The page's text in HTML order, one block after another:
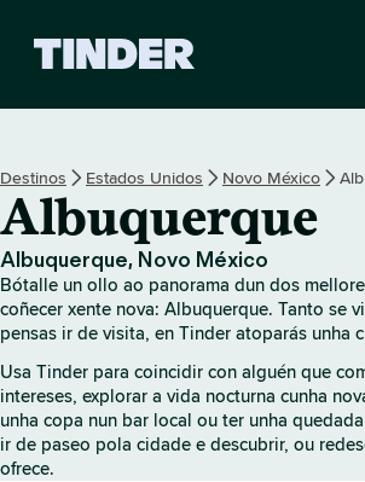
r
H
o
m
e
Destinos Estados Unidos Novo México
Albuquerque
Albuquerque, Novo México
Bótalle un ollo ao panorama dun dos
coñecer xente nova: Albuquerque. Tanto se
pensas ir de visita, en Tinder atoparás unha
Usa Tinder para coincidir con alguén que
intereses, explorar a vida nocturna cunha
unha copa nun bar local ou ter unha
ir de paseo pola cidade e descubrir, ou
ofrece.